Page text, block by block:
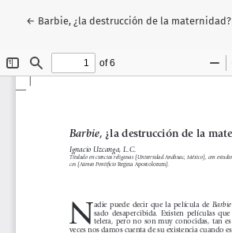
← Volver a los detalles del artículo
Barbie, ¿la destrucción de la maternidad?